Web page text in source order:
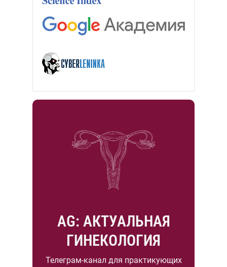
AG: АКТУАЛЬНАЯ
ГИНЕКОЛОГИЯ
Телеграм-канал для практикующих